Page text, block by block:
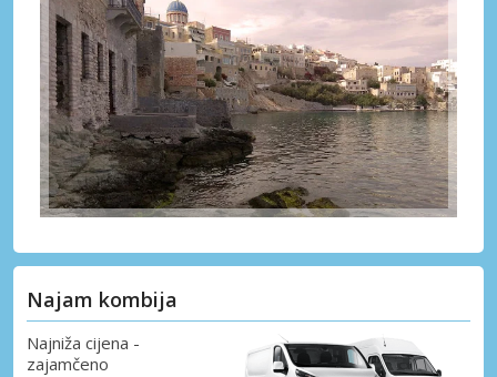
Najam kombija
Najniža cijena -
zajamčeno